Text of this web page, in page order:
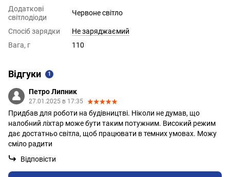
Додаткові
світлодіоди
Червоне світло
Спосіб зарядки
Не заряджаємий
Вага, г
110
Відгуки 1
Петро Липник
27.01.2025 в 17:35
Придбав для роботи на будівництві. Ніколи не думав, що
налобний ліхтар може бути таким потужним. Високий режим
дає достатньо світла, щоб працювати в темних умовах. Можу
сміло радити
Відповісти